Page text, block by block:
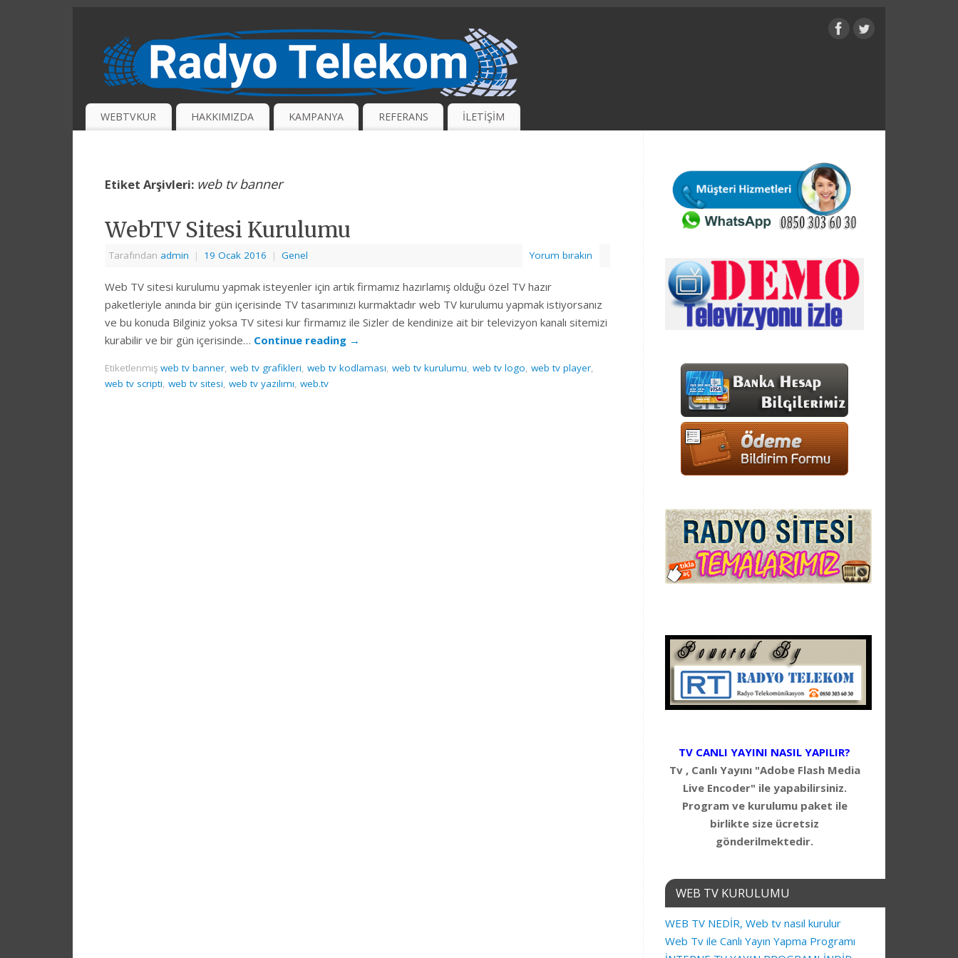
WEBTVKUR HAKKIMIZDA KAMPANYA REFERANS İLETİŞİM
Etiket Arşivleri: web tv banner
WebTV Sitesi Kurulumu
Tarafından admin | 19 Ocak 2016 | Genel Yorum bırakın
Web TV sitesi kurulumu yapmak isteyenler için artık firmamız hazırlamış olduğu özel TV hazır
paketleriyle anında bir gün içerisinde TV tasarımınızı kurmaktadır web TV kurulumu yapmak istiyorsanız
ve bu konuda Bilginiz yoksa TV sitesi kur firmamız ile Sizler de kendinize ait bir televizyon kanalı sitemizi
kurabilir ve bir gün içerisinde… Continue reading →
Etiketlenmiş web tv banner, web tv grafikleri, web tv kodlaması, web tv kurulumu, web tv logo, web tv player,
web tv scripti, web tv sitesi, web tv yazılımı, web.tv
TV CANLI YAYINI NASIL YAPILIR?
Tv , Canlı Yayını "Adobe Flash Media
Live Encoder" ile yapabilirsiniz.
Program ve kurulumu paket ile
birlikte size ücretsiz
gönderilmektedir.
WEB TV KURULUMU
WEB TV NEDİR, Web tv nasıl kurulur
Web Tv ile Canlı Yayın Yapma Programı